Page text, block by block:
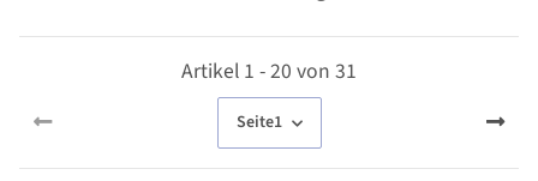
Artikel 1 - 20 von 31
Seite1